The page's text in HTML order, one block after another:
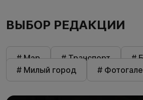
ВЫБОР РЕДАКЦИИ
# Мэр # Транспорт
#
# Милый город
#